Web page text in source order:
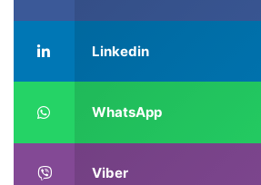
Linkedin
WhatsApp
Viber